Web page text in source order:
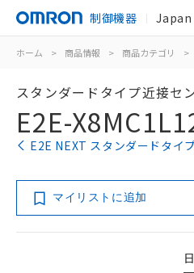
制御機器 Japan
ホーム > 商品情報 > 商品カテゴリ >
スタンダードタイプ近接セ
E2E-
E2E NEXT スタンダードタイ
マイリストに追加